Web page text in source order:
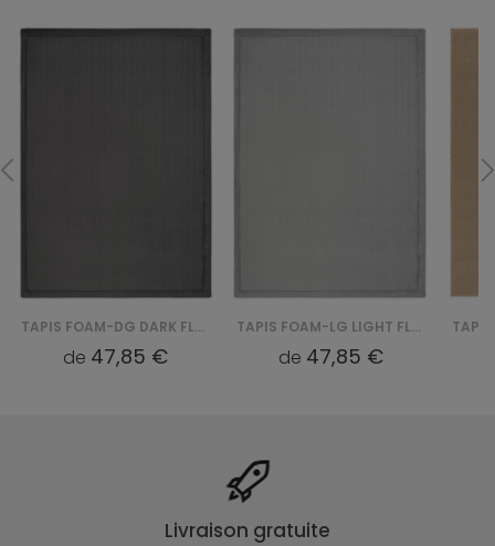
TAPIS FOAM-DG DARK FLUFFIN - SZARY
de 47,85 €
TAPIS FOAM-LG LIGHT FLUFFIN - SZARY
de 47,85 €
Livraison gratuite